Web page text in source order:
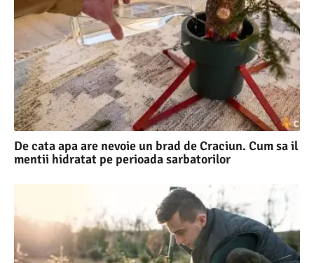
De cata apa are nevoie un brad de Craciun. Cum sa il
mentii hidratat pe perioada sarbatorilor